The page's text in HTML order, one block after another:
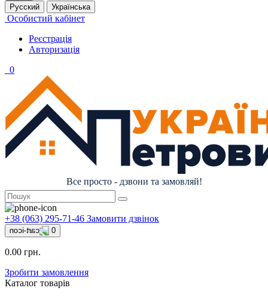
Русский
Українська
Особистий кабінет
Реєстрація
Авторизація
0
Все просто - дзвони та замовляй!
+38 (063) 295-71-46 Замовити дзвінок
0
0.00 грн.
Зробити замовлення
Каталог товарів